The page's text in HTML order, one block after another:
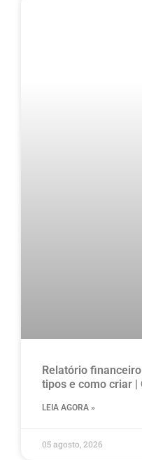
Relatório
tipos e como criar |
LEIA AGORA »
05 agosto, 2026